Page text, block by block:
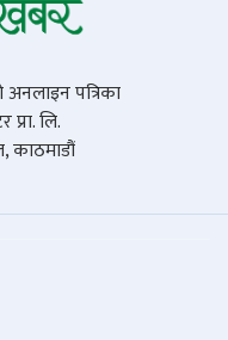
पत्रिका
लि.
काठमाडौं